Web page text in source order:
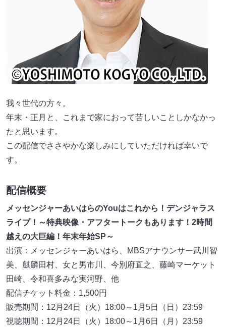
我々世代の方々。
年末・正月と、これまで家におって苦しいことしかなかっ
たと思います。
この配信でささやかな楽しみにしていただければ幸いで
す。
配信概要
メッセンジャーあいはらのYouはこれから！デンジャラス
ライブ！～特典映像・アフタートークもあります！2時間
越えの大巨編！年末年始SP～
出演：メッセンジャーあいはら、MBSアナウンサー武川智
美、麒麟田村、女と男市川、今別府直之、藤崎マーケット
田崎、令和喜多みな実河野、他
配信チケット料金：1,500円
販売期間：12月24日（火）18:00～1月5日（日）23:59
視聴期間：12月24日（火）18:00～1月6日（月）23:59